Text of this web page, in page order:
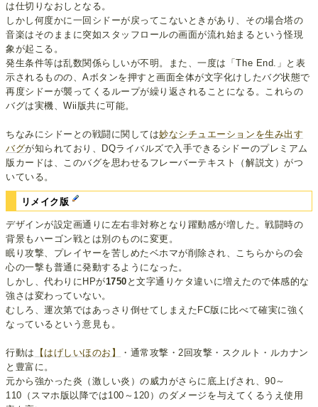
は仕切りなおしとなる。
しかし何度かに一回シドーが戻ってこないときがあり、その場合塔の
音楽はそのままに突如スタッフロールの画面が流れ始まるという怪現
象が起こる。
発生条件等は乱数関係らしいが不明。また、一度は「The End.」と表
示されるものの、Aボタンを押すと画面全体が文字化けしたバグ状態で
再度シドーが襲ってくるループが繰り返されることになる。これらの
バグは実機、Wii版共に可能。
ちなみにシドーとの戦闘に関しては妙なシチュエーションを生み出す
バグが知られており、DQライバルズで入手できるシドーのプレミアム
版カードは、このバグを思わせるフレーバーテキスト（解説文）がつ
いている。
リメイク版
デザインが設定画通りに左右非対称となり躍動感が増した。戦闘時の
背景もハーゴン戦とは別のものに変更。
眠り攻撃、プレイヤーを苦しめたベホマが削除され、こちらからの会
心の一撃も普通に発動するようになった。
しかし、代わりにHPが1750 と文字通りケタ違いに増えたので体感的な
強さは変わっていない。
むしろ、運次第ではあっさり倒せてしまえたFC版に比べて確実に強く
なっているという意見も。
行動は 【はげしいほのお】
・通常攻撃・2回攻撃・スクルト・ルカナン
と豊富に。
元から強かった炎（激しい炎）の威力がさらに底上げされ、90～
110（スマホ版以降では100～120）のダメージを与えてくるうえ使用